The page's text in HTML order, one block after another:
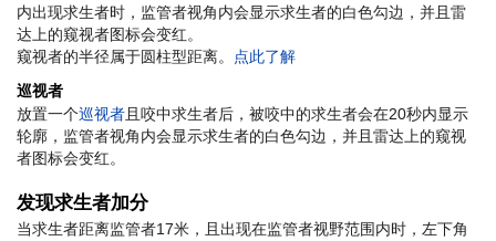
内出现求生者时，监管者视角内会显示求生者的白色勾边，并且雷
达上的窥视者图标会变红。
窥视者的半径属于圆柱型距离。
点此了解
巡视者
放置一个巡视者 且咬中求生者后，被咬中的求生者会在20秒内显示
轮廓，监管者视角内会显示求生者的白色勾边，并且雷达上的窥视
者图标会变红。
发现求生者加分
当求生者距离监管者17米，且出现在监管者视野范围内时，左下角